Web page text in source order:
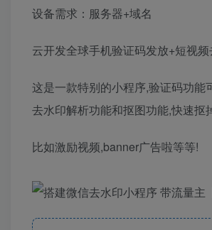
设备需求：服务器+域名
云开发全球手机验证码发放+短视
这是一款特别的小程序,验证码功
去水印解析功能和抠图功能,快速
比如激励视频,banner广告啦等等!